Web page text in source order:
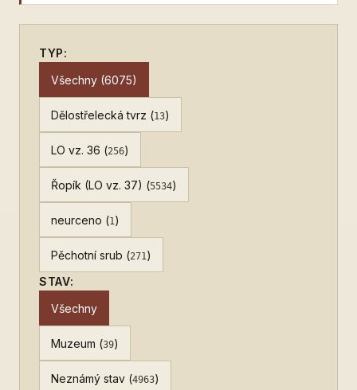
TYP:
Všechny (6075)
Dělostřelecká tvrz (13)
LO vz. 36 (256)
Řopík (LO vz. 37) (5534)
neurceno (1 )
Pěchotní srub (271 )
STAV:
Všechny
Muzeum (39)
Neznámý stav (4963)